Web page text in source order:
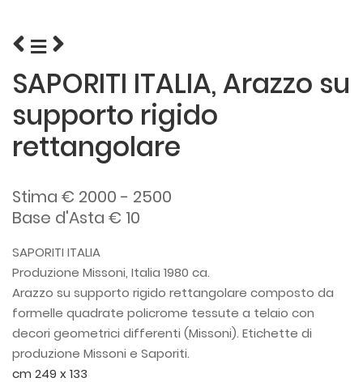
SAPORITI ITALIA, Arazzo su
supporto rigido
rettangolare
Stima € 2000 - 2500
Base d'Asta € 10
SAPORITI ITALIA
Produzione Missoni, Italia 1980 ca.
Arazzo su supporto rigido rettangolare composto da
formelle quadrate policrome tessute a telaio con
decori geometrici differenti (Missoni). Etichette di
produzione Missoni e Saporiti.
cm 249 x 133